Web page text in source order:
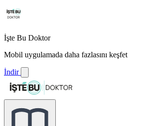
İşte Bu Doktor
Mobil uygulamada daha fazlasını keşfet
İndir